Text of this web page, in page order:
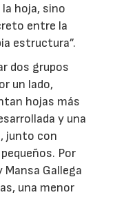
hoja, sino
entre la
estructura”.
dos grupos
un lado,
hojas más
y una
junto con
Por
Gallega
una menor